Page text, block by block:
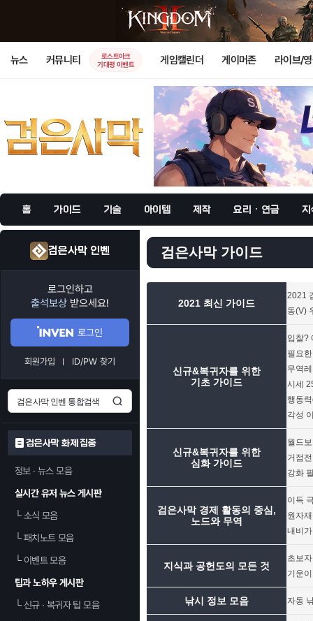
뉴스 커뮤니티
로스트아크
기대평 이벤트
게임캘린더 게이머존 라이브/
홈 가이드 기술 아이템 제작 요리 · 연금 지
검은사막 인벤
로그인하고
출석보상 받으세요!
로그인
회원가입 ID/PW 찾기
검은사막 화제 집중
정보 · 뉴스 모음
실시간 유저 뉴스 게시판
└소식 모음
└패치노트 모음
└이벤트 모음
팁과 노하우 게시판
└신규 · 복귀자 팁 모음
검은사막 가이드
2021 최신 가이드
2021
동(V)
신규&복귀자를 위한
기초 가이드
입찰?
필요
무역
시세
행동
각성
신규&복귀자를 위한
심화 가이드
월드
거점
강화
검은사막 경제 활동의 중심,
노드와 무역
이득
원자
내비
지식과 공헌도의 모든 것
초보
기운
낚시 정보 모음 자동